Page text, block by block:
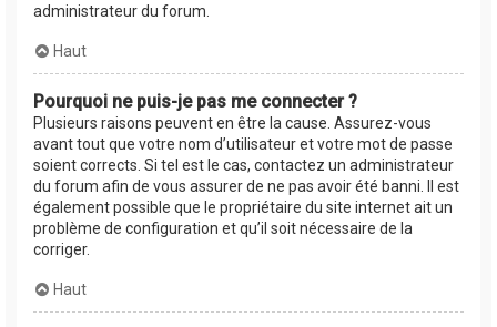
administrateur du forum.
Haut
Pourquoi ne puis-je pas me connecter ?
Plusieurs raisons peuvent en être la cause. Assurez-vous
avant tout que votre nom d’utilisateur et votre mot de passe
soient corrects. Si tel est le cas, contactez un administrateur
du forum afin de vous assurer de ne pas avoir été banni. Il est
également possible que le propriétaire du site internet ait un
problème de configuration et qu’il soit nécessaire de la
corriger.
Haut